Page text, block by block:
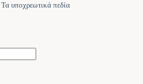
Τα υποχρεωτικά πεδία